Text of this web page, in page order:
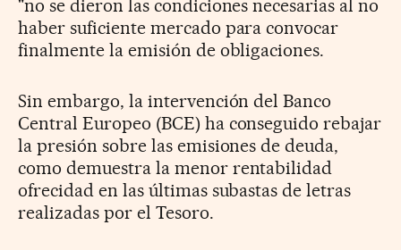
"no se dieron las condiciones necesarias al no
haber suficiente mercado para convocar
finalmente la emisión de obligaciones.
Sin embargo, la intervención del Banco
Central Europeo (BCE) ha conseguido rebajar
la presión sobre las emisiones de deuda,
como demuestra la menor rentabilidad
ofrecidad en las últimas subastas de letras
realizadas por el Tesoro.